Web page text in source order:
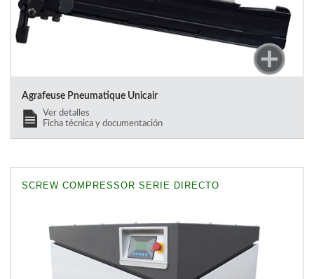
Agrafeuse Pneumatique Unicair
Ver detalles
Ficha técnica y documentación
SCREW COMPRESSOR SERIE DIRECTO